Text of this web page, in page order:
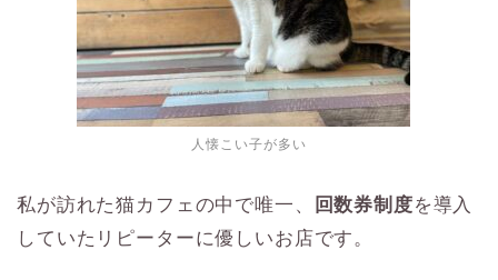
人懐こい子が多い
私が訪れた猫カフェの中で唯一、 回数券制度を導入
していたリピーターに優しいお店です。